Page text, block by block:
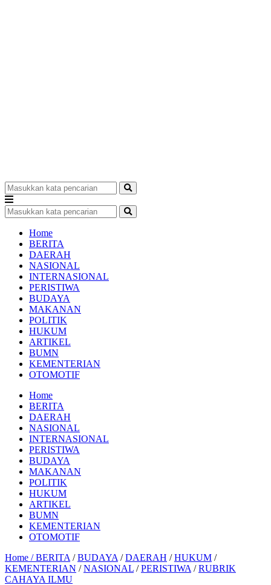
Home
BERITA
DAERAH
NASIONAL
INTERNASIONAL
PERISTIWA
BUDAYA
MAKANAN
POLITIK
HUKUM
ARTIKEL
BUMN
KEMENTERIAN
OTOMOTIF
Home
BERITA
DAERAH
NASIONAL
INTERNASIONAL
PERISTIWA
BUDAYA
MAKANAN
POLITIK
HUKUM
ARTIKEL
BUMN
KEMENTERIAN
OTOMOTIF
Home /BERITA /BUDAYA /DAERAH /HUKUM /
KEMENTERIAN /NASIONAL /PERISTIWA /RUBRIK
CAHAYA ILMU